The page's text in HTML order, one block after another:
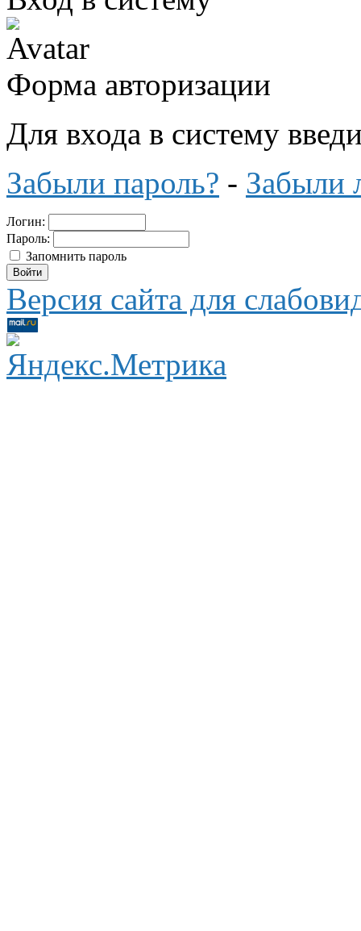
Форма авторизации
Для входа в систему
Забыли пароль? - Забыли
Логин:
Пароль:
Запомнить пароль
Версия сайта для